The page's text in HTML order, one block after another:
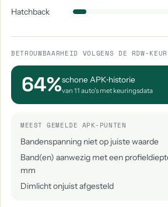
Hatchback
BETROUWBAARHEID VOLGENS DE RDW-
64%schone APK‑historie
van 11 auto's met keuringsdata
MEEST GEMELDE APK-PUNTEN
Bandenspanning niet op juiste waarde
Band(en) aanwezig met een
mm
Dimlicht onjuist afgesteld